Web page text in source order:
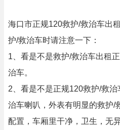
海口市正规120救护/救治车出
护/救治车时请注意一下：
1、看是不是救护/救治车出租
治车。
2、看是不是正规120救护/救
治车喇叭，外表有明显的救护/
配置，车厢里干净，卫生，无异